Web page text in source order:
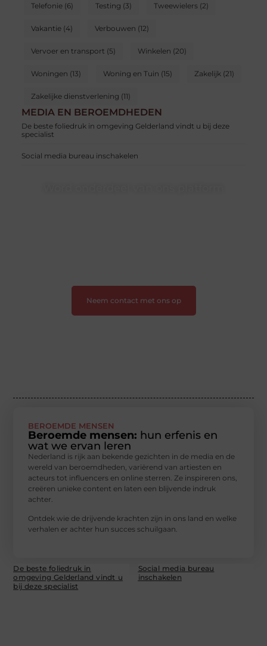
Telefonie(6) Testing (3) Tweewielers(2)
Vakantie(4) Verbouwen (12)
Vervoer en transport (5) Winkelen (20)
Woningen (13) Woning en Tuin (15) Zakelijk (21)
Zakelijke dienstverlening (11)
MEDIA EN BEROEMDHEDEN
De beste foliedruk in omgeving Gelderland vindt u bij deze
specialist
Social media bureau inschakelen
Neem contact met ons op
BEROEMDE MENSEN
Beroemde mensen: hun erfenis en
wat we ervan leren
Nederland is rijk aan bekende gezichten in de media en de
wereld van beroemdheden, variërend van artiesten en
acteurs tot influencers en online sterren. Ze inspireren ons,
creëren unieke content en laten een blijvende indruk
achter.
Ontdek wie de drijvende krachten zijn in ons land en welke
verhalen er achter hun succes schuilgaan.
De beste foliedruk in
omgeving Gelderland vindt u
bij deze specialist
Social media bureau
inschakelen